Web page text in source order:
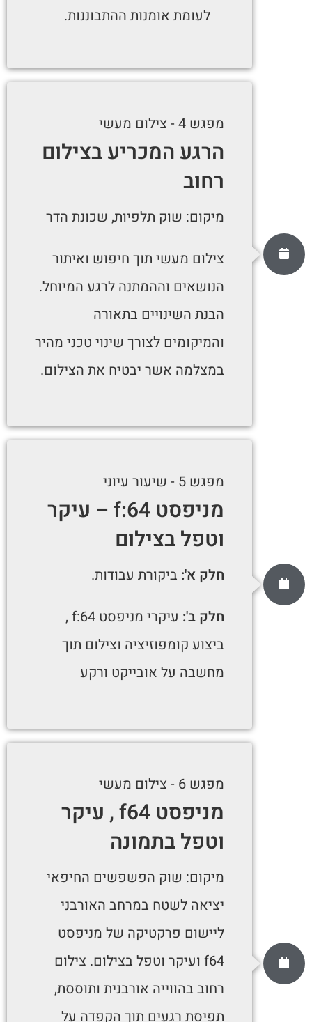
לעומת אומנות ההתבוננות.
מפגש 4 - צילום מעשי
הרגע המכריע בצילום
רחוב
מיקום: שוק תלפיות, שכונת הדר
צילום מעשי תוך חיפוש ואיתור
הנושאים וההמתנה לרגע המיוחל.
הבנת השינויים בתאורה
והמיקומים לצורך שינוי טכני מהיר
במצלמה אשר יבטיח את הצילום.
מפגש 5 - שיעור עיוני
מניפסט f:64 – עיקר
וטפל בצילום
חלק א': ביקורת עבודות.
חלק ב':
עיקרי מניפסט f:64 ,
ביצוע קומפוזיציה וצילום תוך
מחשבה על אובייקט ורקע
מפגש 6 - צילום מעשי
מניפסט f64 , עיקר
וטפל בתמונה
מיקום: שוק הפשפשים החיפאי
יציאה לשטח במרחב האורבני
ליישום פרקטיקה של מניפסט
f64 ועיקר וטפל בצילום. צילום
רחוב בהווייה אורבנית ותוססת,
תפיסת רגעים תוך הקפדה על